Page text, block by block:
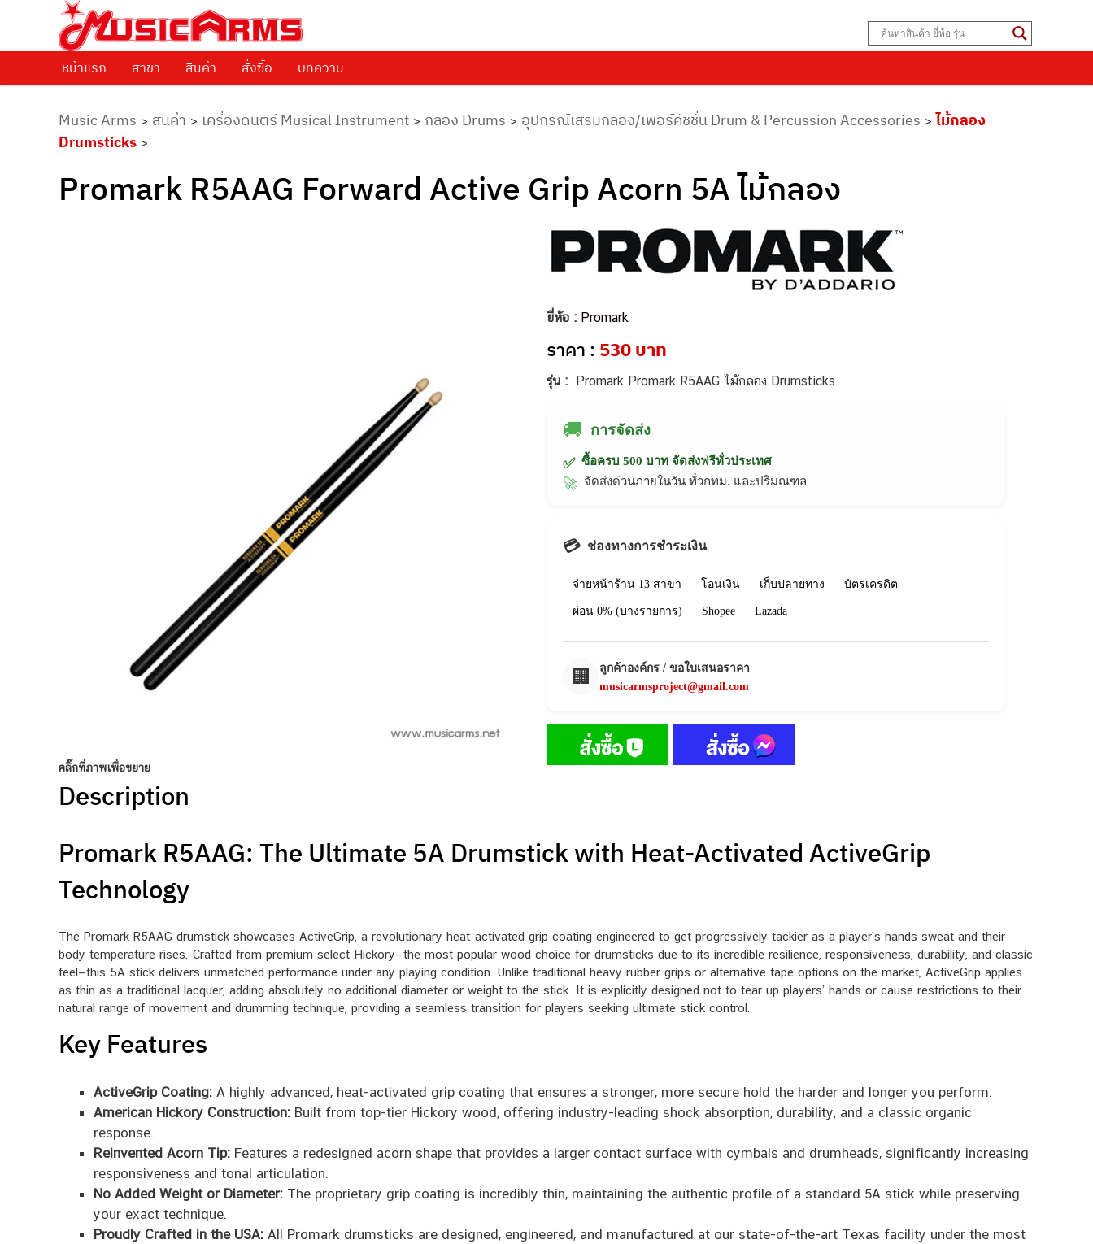
Music Arms
ศูนย์รวมครื่องดนตรีทุกชนิด ตั้งแต่เริ่มต้นถึงมืออาชีพ
Skip to primary content
หน้าแรก สาขา สินค้า สั่งซื้อ บทความ
Music Arms > สินค้า > เครื่องดนตรี Musical Instrument > กลอง Drums > อุปกรณ์เสริมกลอง/เพอร์คัชชั่น Drum & Percussion Accessories > ไม้กลอง
Drumsticks >
Promark R5AAG Forward Active Grip Acorn 5A ไม้กลอง
คลิ๊กที่ภาพเพื่อขยาย
ยี่ห้อ : Promark
ราคา : 530 บาท
รุ่น : Promark Promark R5AAG ไม้กลอง Drumsticks
🚚 การจัดส่ง
✅ ซื้อครบ 500 บาท จัดส่งฟรีทั่วประเทศ
🚀 จัดส่งด่วนภายในวัน ทั่วกทม. และปริมณฑล
💳 ช่องทางการชำระเงิน
จ่ายหน้าร้าน 13 สาขา โอนเงิน เก็บปลายทาง บัตรเครดิต
ผ่อน 0% (บางรายการ) Shopee Lazada
🏢
ลูกค้าองค์กร / ขอใบเสนอราคา
musicarmsproject@gmail.com
Description
Promark R5AAG: The Ultimate 5A Drumstick with Heat-Activated ActiveGrip
Technology
The Promark R5AAG drumstick showcases ActiveGrip, a revolutionary heat-activated grip coating engineered to get progressively tackier as a player’s hands sweat and their
body temperature rises. Crafted from premium select Hickory—the most popular wood choice for drumsticks due to its incredible resilience, responsiveness, durability, and classic
feel—this 5A stick delivers unmatched performance under any playing condition. Unlike traditional heavy rubber grips or alternative tape options on the market, ActiveGrip applies
as thin as a traditional lacquer, adding absolutely no additional diameter or weight to the stick. It is explicitly designed not to tear up players’ hands or cause restrictions to their
natural range of movement and drumming technique, providing a seamless transition for players seeking ultimate stick control.
Key Features
ActiveGrip Coating:A highly advanced, heat-activated grip coating that ensures a stronger, more secure hold the harder and longer you perform.
American Hickory Construction:Built from top-tier Hickory wood, offering industry-leading shock absorption, durability, and a classic organic
response.
Reinvented Acorn Tip:Features a redesigned acorn shape that provides a larger contact surface with cymbals and drumheads, significantly increasing
responsiveness and tonal articulation.
No Added Weight or Diameter:The proprietary grip coating is incredibly thin, maintaining the authentic profile of a standard 5A stick while preserving
your exact technique.
Proudly Crafted in the USA:All Promark drumsticks are designed, engineered, and manufactured at our state-of-the-art Texas facility under the most